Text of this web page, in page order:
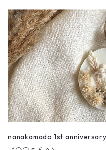
nanakamado 1st